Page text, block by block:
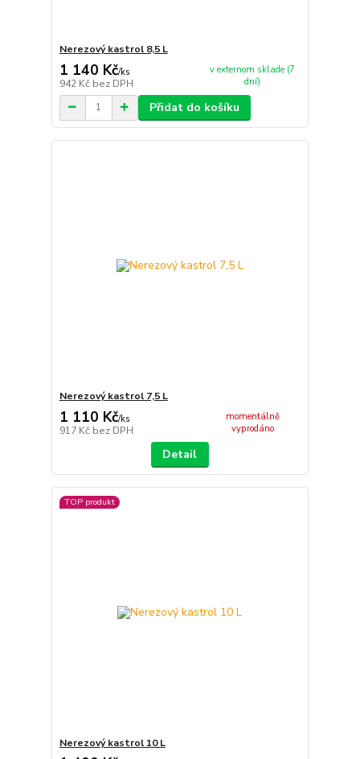
Nerezový kastrol 8,5 L
1 140 Kč/ks
942 Kč bez DPH
v externom sklade (7
dní)
Přidat do košíku
Nerezový kastrol 7,5 L
1 110 Kč/ks
917 Kč bez DPH
momentálně
vyprodáno
Detail
TOP produkt
Nerezový kastrol 10 L